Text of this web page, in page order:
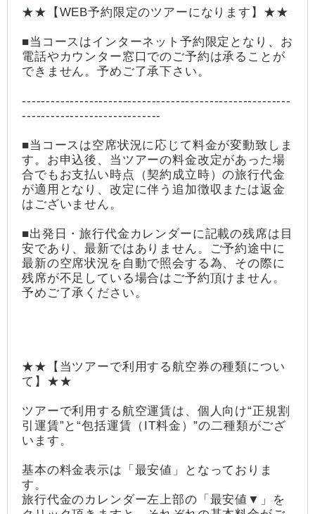
★★【WEB予約限定のツアーになります】★★
■当コースはインターネット予約限定となり、お
電話やカウンター窓口でのご予約は承ることが
できません。予めご了承下さい。
--------------------------------------------------------
-----------------------------
■当コースは空席状況に応じて料金が変動致しま
す。お申込後、当ツアーの料金改定があった場
合でもお支払い時点（契約成立時）の旅行代金
が適用となり、改定に伴う追加徴収または返金
はございません。
■出発日・旅行代金カレンダーに記載の残席は目
安であり、最新ではありません。ご予約途中に
最新の空席状況を自動で照会する為、その際に
残席が不足している場合はご予約頂けません。
予めご了承ください。
★★【当ツアーで利用する航空券の種類につい
て】★★
ツアーで利用する航空運賃は、個人向け“正規割
引運賃”と“包括運賃（IT料金）”の二種類がござ
います。
基本の料金表示は「最安値」となっておりま
す。
旅行代金のカレンダー左上部の「最安値▼」を